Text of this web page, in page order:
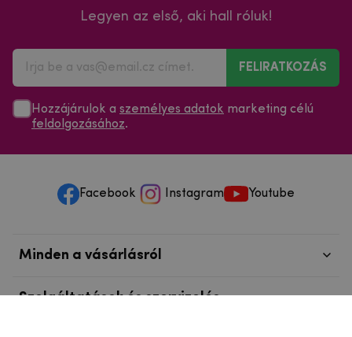
Legyen az első, aki hall róluk!
FELIRATKOZÁS
Hozzájárulok a személyes adatok marketing célú
feldolgozásához.
Facebook Instagram Youtube
Minden a vásárlásról
Szolgáltatások és szervizelés